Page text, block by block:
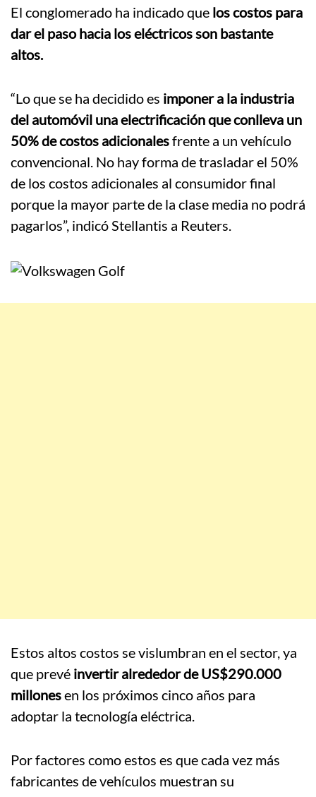
El conglomerado ha indicado que los costos para
dar el paso hacia los eléctricos son bastante
altos.
“Lo que se ha decidido es imponer a la industria
del automóvil una electrificación que conlleva un
50% de costos adicionalesfrente a un vehículo
convencional. No hay forma de trasladar el 50%
de los costos adicionales al consumidor final
porque la mayor parte de la clase media no podrá
pagarlos”, indicó Stellantis a Reuters.
Estos altos costos se vislumbran en el sector, ya
que prevé invertir alrededor de US$290.000
millonesen los próximos cinco años para
adoptar la tecnología eléctrica.
Por factores como estos es que cada vez más
fabricantes de vehículos muestran su